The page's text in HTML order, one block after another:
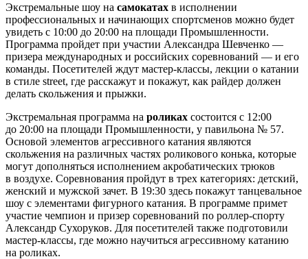
Экстремальные шоу на самокатах в исполнении
профессиональных и начинающих спортсменов можно будет
увидеть с 10:00 до 20:00 на площади Промышленности.
Программа пройдет при участии Александра Шевченко —
призера международных и российских соревнований — и его
команды. Посетителей ждут мастер-классы, лекции о катании
в стиле street, где расскажут и покажут, как райдер должен
делать скольжения и прыжки.
Экстремальная программа на роликах состоится с 12:00
до 20:00 на площади Промышленности, у павильона № 57.
Основой элементов агрессивного катания являются
скольжения на различных частях роликового конька, которые
могут дополняться исполнением акробатических трюков
в воздухе. Соревнования пройдут в трех категориях: детский,
женский и мужской зачет. В 19:30 здесь покажут танцевальное
шоу с элементами фигурного катания. В программе примет
участие чемпион и призер соревнований по роллер-спорту
Александр Сухоруков. Для посетителей также подготовили
мастер-классы, где можно научиться агрессивному катанию
на роликах.